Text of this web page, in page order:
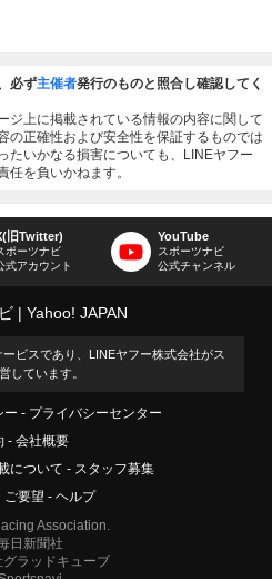
必ず主催者発行のものと照合し確認してく
ジ上に掲載されている情報の内容に関して
の正確性および安全性を保証するものでは
たいかなる損害についても、LINEヤフー
を負いかねます。
旧Twitter)
ポーツナビ
式アカウント
YouTube
スポーツナビ
公式チャンネル
Yahoo! JAPAN
ビスであり、LINEヤフー株式会社がス
しています。
ー
プライバシーセンター
会社概要
について
スタッフ募集
ご要望
ヘルプ
Association.
日新聞社
ラッドキューブ